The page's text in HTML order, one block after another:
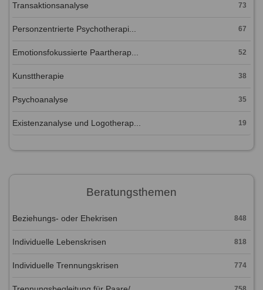
Transaktionsanalyse 73
Personzentrierte Psychotherapi... 67
Emotionsfokussierte Paartherap... 52
Kunsttherapie 38
Psychoanalyse 35
Existenzanalyse und Logotherap... 19
Beratungsthemen
Beziehungs- oder Ehekrisen 848
Individuelle Lebenskrisen 818
Individuelle Trennungskrisen 774